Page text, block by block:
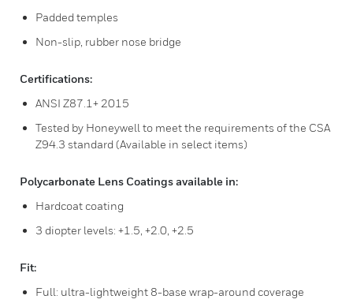
Padded temples
Non-slip, rubber nose bridge
Certifications:
ANSI Z87.1+ 2015
Tested by Honeywell to meet the requirements of the CSA
Z94.3 standard (Available in select items)
Polycarbonate Lens Coatings available in:
Hardcoat coating
3 diopter levels: +1.5, +2.0, +2.5
Fit:
Full: ultra-lightweight 8-base wrap-around coverage